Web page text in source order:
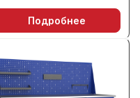
Подробнее